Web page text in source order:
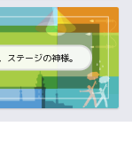
ステージの神様。